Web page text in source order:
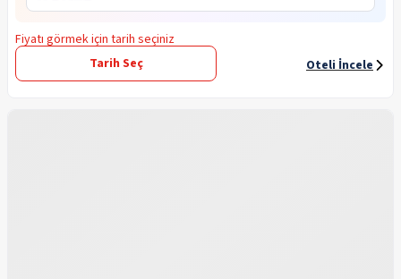
Fiyatı görmek için tarih seçiniz
Tarih Seç
Oteli İncele